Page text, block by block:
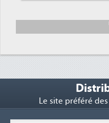
Le site préféré